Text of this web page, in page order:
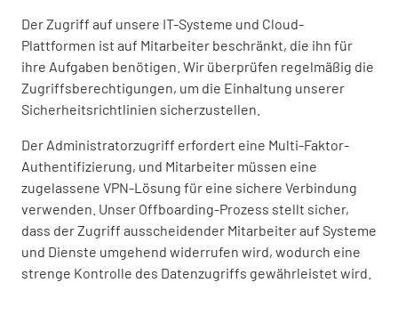
Der Zugriff auf unsere IT-Systeme und Cloud-
Plattformen ist auf Mitarbeiter beschränkt, die ihn für
ihre Aufgaben benötigen. Wir überprüfen regelmäßig die
Zugriffsberechtigungen, um die Einhaltung unserer
Sicherheitsrichtlinien sicherzustellen.
Der Administratorzugriff erfordert eine Multi-Faktor-
Authentifizierung, und Mitarbeiter müssen eine
zugelassene VPN-Lösung für eine sichere Verbindung
verwenden. Unser Offboarding-Prozess stellt sicher,
dass der Zugriff ausscheidender Mitarbeiter auf Systeme
und Dienste umgehend widerrufen wird, wodurch eine
strenge Kontrolle des Datenzugriffs gewährleistet wird.